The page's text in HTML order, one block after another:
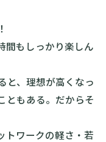
間もしっかり楽しん
と、理想が高くなっ
ともある。だからそ
トワークの軽さ・若